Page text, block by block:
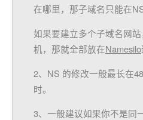
在哪里，那子域名只能在
如果要建立多个子域名网
机，那就全部放在Namesilo
2、NS 的修改一般最长在
时。
3、一般建议如果你不是同